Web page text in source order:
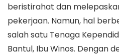
beristirahat dan
pekerjaan. Namun, hal
salah satu Tenaga
Bantul, Ibu Winos. Dengan